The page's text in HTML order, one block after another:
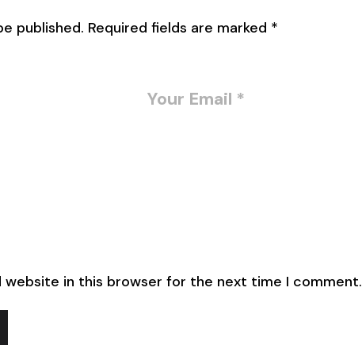
published. Required fields are marked *
website in this browser for the next time I comment.